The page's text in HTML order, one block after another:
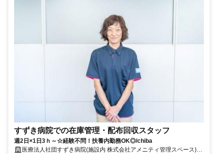
すずき病院での在庫管理・配布回収スタッフ
週2日×1日3ｈ～☆経験不問！扶養内勤務OK◎/chiba
医療法人社団すずき病院(施設内 株式会社アメニティ管理スペース)変